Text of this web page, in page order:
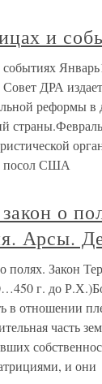
и
ДРА
реформы в
посол США
о
Арсы.
полях. Закон
г. до
в отношении
часть
и они